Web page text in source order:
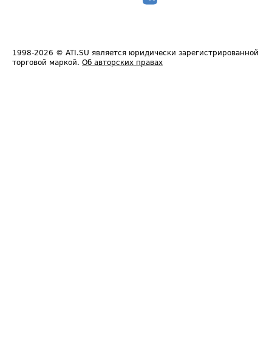
1998-2026 © ATI.SU является юридически зарегистрированной
торговой маркой. Об авторских правах